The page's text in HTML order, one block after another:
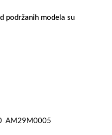
podržanih modela su
AM29M0005